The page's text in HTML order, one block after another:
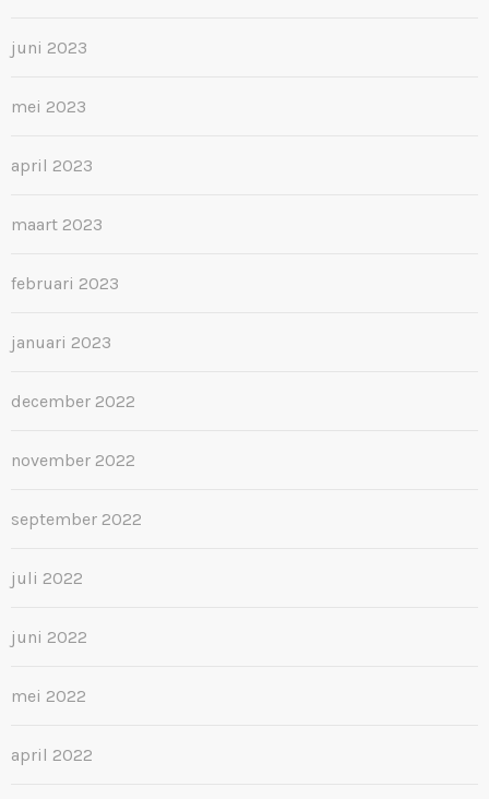
juni 2023
mei 2023
april 2023
maart 2023
februari 2023
januari 2023
december 2022
november 2022
september 2022
juli 2022
juni 2022
mei 2022
april 2022